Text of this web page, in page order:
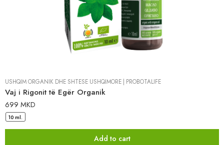
USHQIM ORGANIK DHE SHTESË USHQIMORE PROBOTALIFE
Vaj i Rigonit të Egër Organik
699 MKD
10 ml.
Add to cart